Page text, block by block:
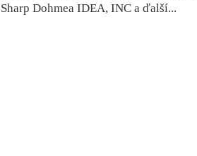
Sharp Dohmea IDEA, INC a ďalší...